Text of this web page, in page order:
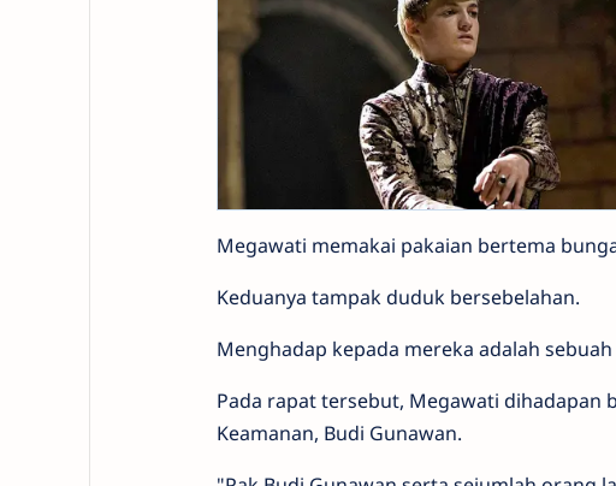
Megawati memakai pakaian bertema
Keduanya tampak duduk bersebelahan.
Menghadap kepada mereka adalah
Pada rapat tersebut, Megawati
Keamanan, Budi Gunawan.